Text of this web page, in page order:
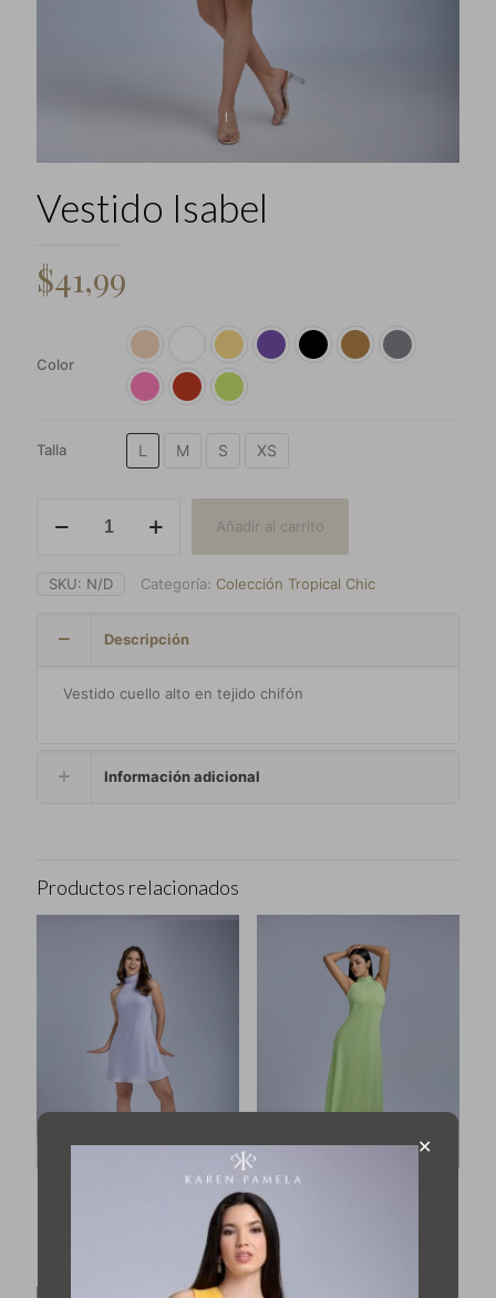
Vestido Isabel
$41,99
Color
Talla L M S XS
Isabel
Añadir al carrito
SKU: N/D Categoría: Colección Tropical Chic
Descripción
Vestido cuello alto en tejido chifón
Información adicional
Productos relacionados
✕